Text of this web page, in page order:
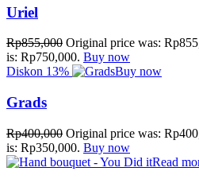
Uriel
Rp855,000 Original price was:
is: Rp750,000. Buy now
Diskon 13% Buy now
Grads
Rp400,000 Original price was:
is: Rp350,000. Buy now
Read